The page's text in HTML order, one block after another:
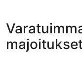
hinnat
täksi
illaksi
eli